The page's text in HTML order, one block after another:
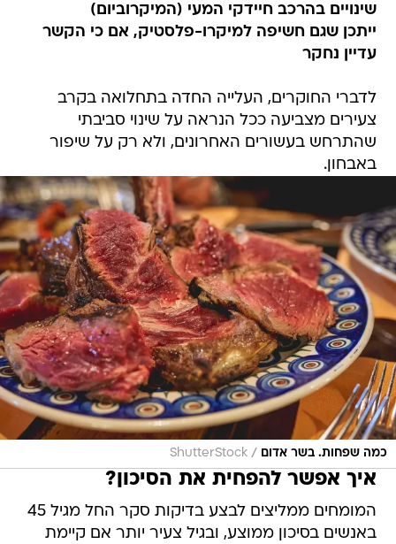
שינויים בהרכב חיידקי המעי (המיקרוביום)
ייתכן שגם חשיפה למיקרו-פלסטיק, אם כי הקשר
עדיין נחקר
לדברי החוקרים, העלייה החדה בתחלואה בקרב
צעירים מצביעה ככל הנראה על שינוי סביבתי
שהתרחש בעשורים האחרונים, ולא רק על שיפור
באבחון.
כמה שפחות. בשר אדום /
ShutterStock
איך אפשר להפחית את הסיכון?
המומחים ממליצים לבצע בדיקות סקר החל מגיל 45
באנשים בסיכון ממוצע, ובגיל צעיר יותר אם קיימת